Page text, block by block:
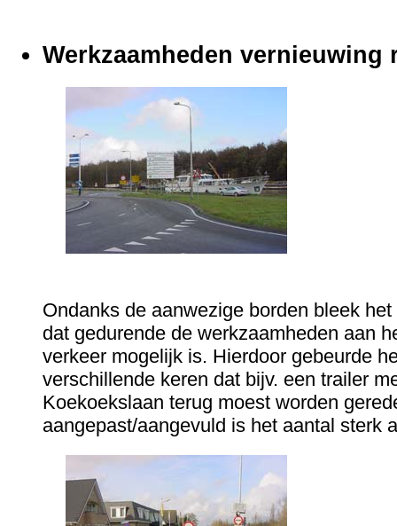
Werkzaamheden vernieuwing
Ondanks de aanwezige borden bleek
dat gedurende de werkzaamheden aan
verkeer mogelijk is. Hierdoor gebeurde
verschillende keren dat bijv. een trailer
Koekoekslaan terug moest worden
aangepast/aangevuld is het aantal sterk